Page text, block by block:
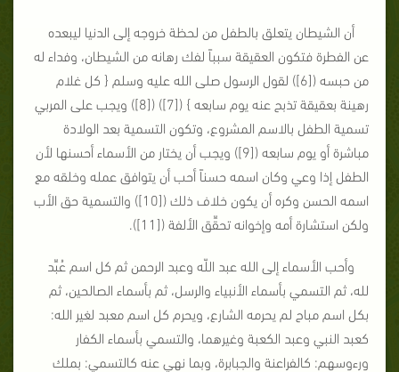
أن الشيطان يتعلق بالطفل من لحظة خروجه إلى الدنيا ليبعده
عن الفطرة فتكون العقيقة سبباً لفك رهانه من الشيطان، وفداء له
من حبسه ([6]) لقول الرسول صلى الله عليه وسلم { كل غلام
رهينة بعقيقة تذبح عنه يوم سابعه } ([7]) ([8]) ويجب على المربي
تسمية الطفل بالاسم المشروع، وتكون التسمية بعد الولادة
مباشرة أو يوم سابعه ([9]) ويجب أن يختار من الأسماء أحسنها لأن
الطفل إذا وعي وكان اسمه حسناً أحب أن يتوافق عمله وخلقه مع
اسمه الحسن وكره أن يكون خلاف ذلك ([10]) والتسمية حق الأب
ولكن استشارة أمه وإخوانه تحقِّق الألفة ([11]).
وأحب الأسماء إلى الله عبد اللّه وعبد الرحمن ثم كل اسم عُبِّد
لله، ثم التسمي بأسماء الأنبياء والرسل، ثم بأسماء الصالحين، ثم
بكل اسم مباح لم يحرمه الشارع، ويحرم كل اسم معبد لغير الله:
كعبد النبي وعبد الكعبة وغيرهما، والتسمي بأسماء الكفار
ورءوسهم: كالفراعنة والجبابرة، وبما نهي عنه كالتسمي: بملك